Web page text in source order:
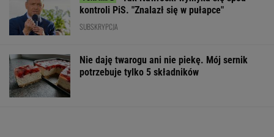
kontroli PiS. "Znalazł się w pułapce"
SUBSKRYPCJA
Nie daję twarogu ani nie piekę. Mój sernik
potrzebuje tylko 5 składników